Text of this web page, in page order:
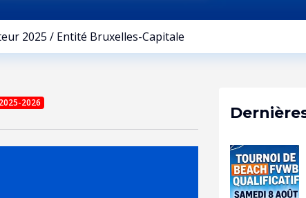
2025 / Entité Bruxelles-Capitale
2026